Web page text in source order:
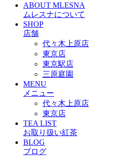
ABOUT MLESNA
ムレスナについて
SHOP
店舗
代々木上原店
東京店
東京駅店
三原庭園
MENU
メニュー
代々木上原店
東京店
TEA LIST
お取り扱い紅茶
BLOG
ブログ